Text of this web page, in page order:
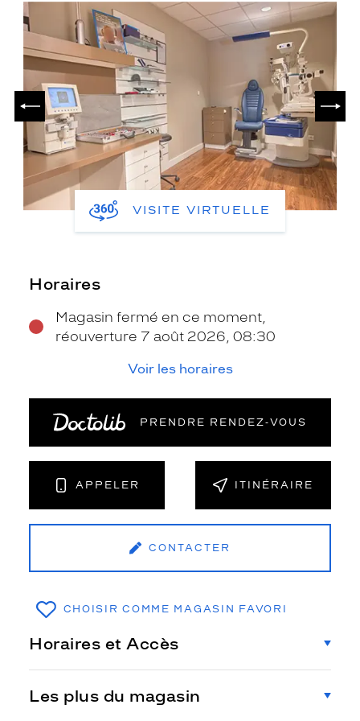
PRÉCÉDENT
VISITE VIRTUELLE
Horaires
Magasin fermé en ce moment,
réouverture 7 août 2026, 08:30
Voir les horaires
PRENDRE RENDEZ‑VOUS
APPELER ITINÉRAIRE
CONTACTER
CHOISIR COMME MAGASIN FAVORI
Horaires et Accès
Les plus du magasin